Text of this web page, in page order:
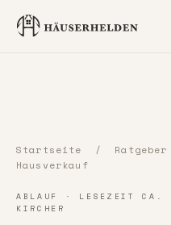
Startseite / Ratgeber
Hausverkauf
ABLAUF · LESEZEIT CA.
KIRCHER